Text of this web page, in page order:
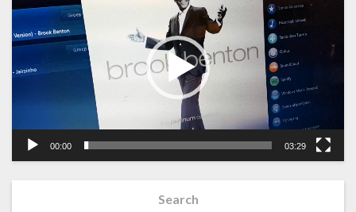
00:00 03:29
Search